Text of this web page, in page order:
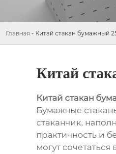
Главная - Китай стакан бумажный
Китай
Китай стакан
Бумажные
стаканчик,
практичность и
могут сочетаться